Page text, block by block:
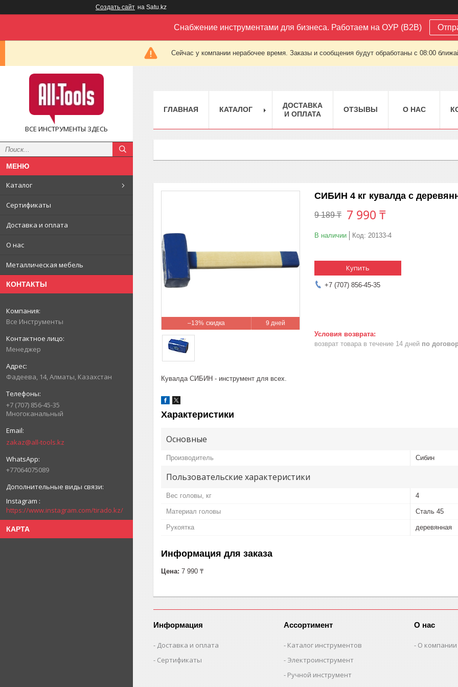
Создать сайт на Satu.kz
Снабжение инструментами для бизнеса. Работаем на ОУР (B2B)
Сейчас у компании нерабочее время. Заказы и сообщения будут обработаны с 08:00
ВСЕ ИНСТРУМЕНТЫ ЗДЕСЬ
Каталог
Сертификаты
Доставка и оплата
О нас
Металлическая мебель
КОНТАКТЫ
Все Инструменты
Менеджер
Фадеева, 14, Алматы, Казахстан
+7 (707) 856-45-35
Многоканальный
zakaz@all-tools.kz
+77064075089
Instagram
https://www.instagram.com/tirado.kz/
КАРТА
ГЛАВНАЯ КАТАЛОГ
ДОСТАВКА
И ОПЛАТА
ОТЗЫВЫ О НАС
–13% 9 дней
СИБИН 4 кг кувалда с
9 189 ₸ 7 990 ₸
В наличии Код: 20133-4
Купить
+7 (707) 856-45-35
возврат товара в течение 14 дней по
Кувалда СИБИН - инструмент для всех.
Характеристики
Основные
Производитель Сибин
Пользовательские характеристики
Вес головы, кг 4
Материал головы Сталь 45
Рукоятка деревянная
Информация для заказа
Цена: 7 990 ₸
Информация
Доставка и оплата
Сертификаты
Ассортимент
Каталог инструментов
Электроинструмент
Ручной инструмент
О нас
О компании